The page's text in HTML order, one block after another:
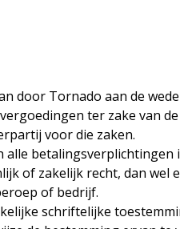
door Tornado aan de
ter zake van
voor die zaken.
alle
of zakelijk recht, dan wel
of bedrijf.
schriftelijke